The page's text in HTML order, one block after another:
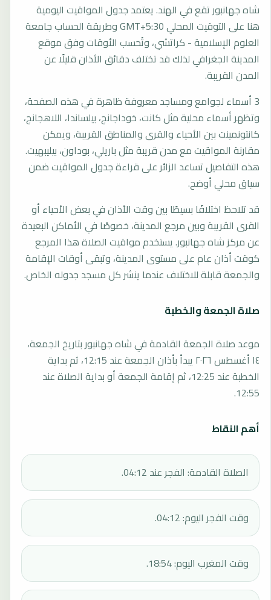
شاه جهانبور تقع في الهند. يعتمد جدول المواقيت اليومية
هنا على التوقيت المحلي GMT+5:30 وطريقة الحساب جامعة
العلوم الإسلامية - كراتشي، وتُحسب الأوقات وفق موقع
المدينة الجغرافي لذلك قد تختلف دقائق الأذان قليلًا عن
المدن القريبة.
3 أسماء لجوامع ومساجد معروفة ظاهرة في هذه الصفحة،
وتظهر أسماء محلية مثل كانت، خوداجانج، بيلساندا، اللاهجانج،
كانتونمينت بين الأحياء والقرى والمناطق القريبة، ويمكن
مقارنة المواقيت مع مدن قريبة مثل باريلي، بوداون، بيليبهيت.
هذه التفاصيل تساعد الزائر على قراءة جدول المواقيت ضمن
سياق محلي أوضح.
قد تلاحظ اختلافًا بسيطًا بين وقت الأذان في بعض الأحياء أو
القرى القريبة وبين مرجع المدينة، خصوصًا في الأماكن البعيدة
عن مركز شاه جهانبور. يستخدم مواقيت الصلاة هذا المرجع
كوقت أذان عام على مستوى المدينة، وتبقى أوقات الإقامة
والجمعة قابلة للاختلاف عندما ينشر كل مسجد جدوله الخاص.
صلاة الجمعة والخطبة
موعد صلاة الجمعة القادمة في شاه جهانبور بتاريخ الجمعة،
١٤ أغسطس ٢٠٢٦ يبدأ بأذان الجمعة عند 12:15، ثم بداية
الخطبة عند 12:25، ثم إقامة الجمعة أو بداية الصلاة عند
12:55.
أهم النقاط
الصلاة القادمة: الفجر عند 04:12.
وقت الفجر اليوم: 04:12.
وقت المغرب اليوم: 18:54.